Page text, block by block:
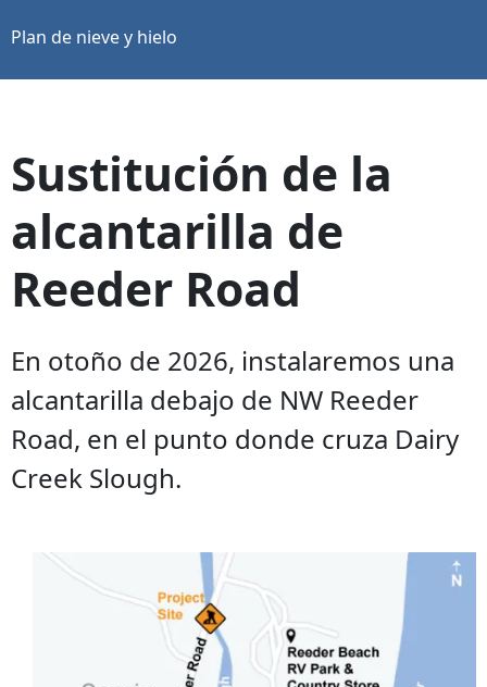
Plan de nieve y hielo
Sustitución de la
alcantarilla de
Reeder Road
En otoño de 2026, instalaremos una
alcantarilla debajo de NW Reeder
Road, en el punto donde cruza Dairy
Creek Slough.